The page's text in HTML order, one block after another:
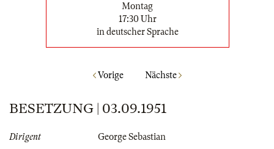
Montag
17:30 Uhr
in deutscher Sprache
Vorige Nächste
BESETZUNG | 03.09.1951
Dirigent
George Sebastian